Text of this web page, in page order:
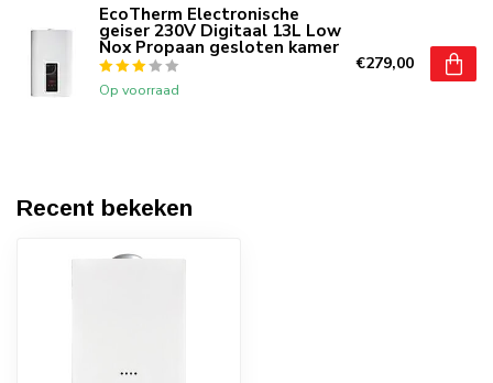
EcoTherm Electronische
geiser 230V Digitaal 13L Low
Nox Propaan gesloten kamer
Op voorraad
€279,00
Recent bekeken